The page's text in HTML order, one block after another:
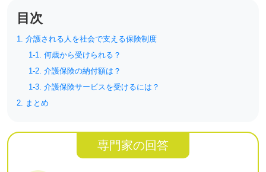
ケアポケとは
料金プラン
脳トレ -頭の体操-
介護事業所検索
ポケットレシピ
キャンペーン一覧
プライバシーポリシー
掲載をご希望の方
SNSでケアポケの最新情報を配信中！
目次
1. 介護される人を社会で支える保険制度
1-1. 何歳から受けられる？
1-2. 介護保険の納付額は？
1-3. 介護保険サービスを受けるには？
2. まとめ
専門家の回答